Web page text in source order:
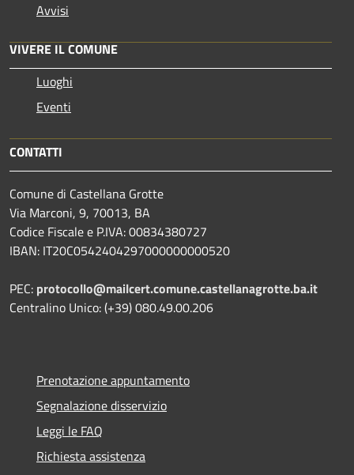
Avvisi
VIVERE IL COMUNE
Luoghi
Eventi
CONTATTI
Comune di Castellana Grotte
Via Marconi, 9, 70013, BA
Codice Fiscale e P.IVA: 00834380727
IBAN: IT20C0542404297000000000520
PEC: protocollo@mailcert.comune.castellanagrotte.ba.it
Centralino Unico: (+39) 080.49.00.206
Prenotazione appuntamento
Segnalazione disservizio
Leggi le FAQ
Richiesta assistenza